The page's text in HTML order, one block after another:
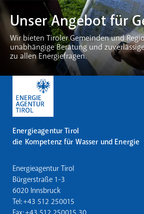
Unser Angebot für
Wir bieten Tiroler Gemeinden und
unabhängige Beratung und
zu allen Energiefragen.
Energieagentur Tirol
die Kompetenz für Wasser und Energie
Energieagentur Tirol
Bürgerstraße 1-3
6020 Innsbruck
Tel: +43 512 250015